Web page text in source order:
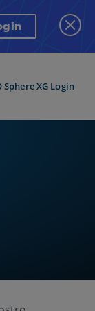
Sphere XG Login